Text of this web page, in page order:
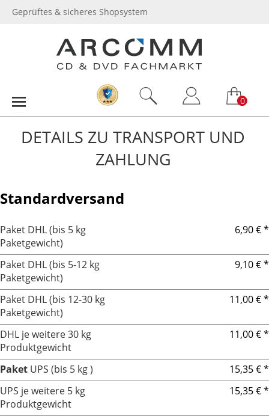
Geprüftes & sicheres Shopsystem
0
DETAILS ZU TRANSPORT UND
ZAHLUNG
Standardversand
Paket DHL (bis 5 kg
Paketgewicht)
6,90 € *
Paket DHL (bis 5-12 kg
Paketgewicht)
9,10 € *
Paket DHL (bis 12-30 kg
Paketgewicht)
11,00 € *
DHL je weitere 30 kg
Produktgewicht
11,00 € *
Paket UPS (bis 5 kg )
15,35 € *
UPS je weitere 5 kg
Produktgewicht
15,35 € *